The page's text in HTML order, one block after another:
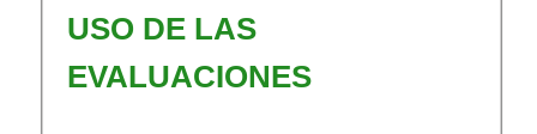
USO DE LAS
EVALUACIONES